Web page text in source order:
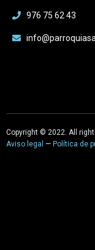
976 75 62 43
Copyright © 2022. All
Aviso legal — Política de